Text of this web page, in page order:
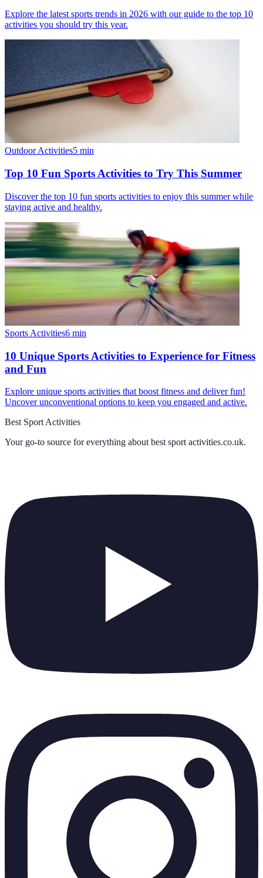
Explore the latest sports trends in 2026 with our guide to the top 10
activities you should try this year.
Outdoor Activities5 min
Top 10 Fun Sports Activities to Try This Summer
Discover the top 10 fun sports activities to enjoy this summer while
staying active and healthy.
Sports Activities6 min
10 Unique Sports Activities to Experience for Fitness
and Fun
Explore unique sports activities that boost fitness and deliver fun!
Uncover unconventional options to keep you engaged and active.
Best Sport Activities
Your go-to source for everything about best sport activities.co.uk.